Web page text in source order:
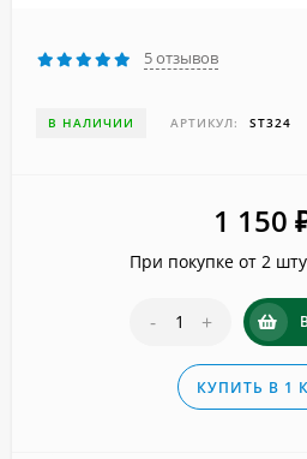
5 отзывов
В НАЛИЧИИ АРТИКУЛ: ST324
1 150
При покупке от 2
- +
КУПИТЬ В 1